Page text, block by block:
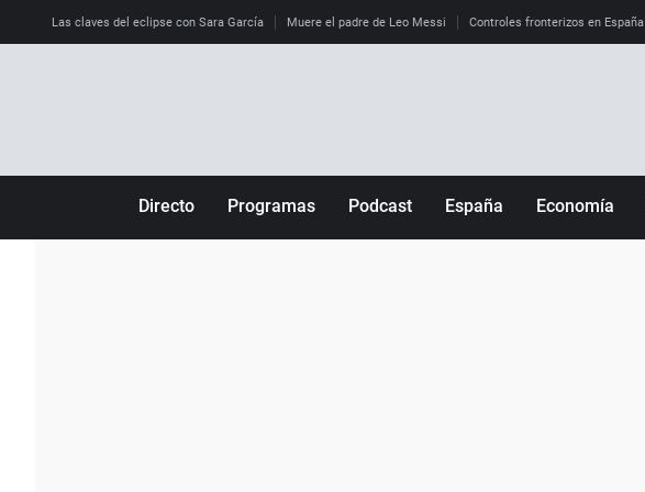
Las claves del eclipse con Sara García Muere el padre de Leo Messi Controles fronterizos en España
Directo Programas Podcast España Economía